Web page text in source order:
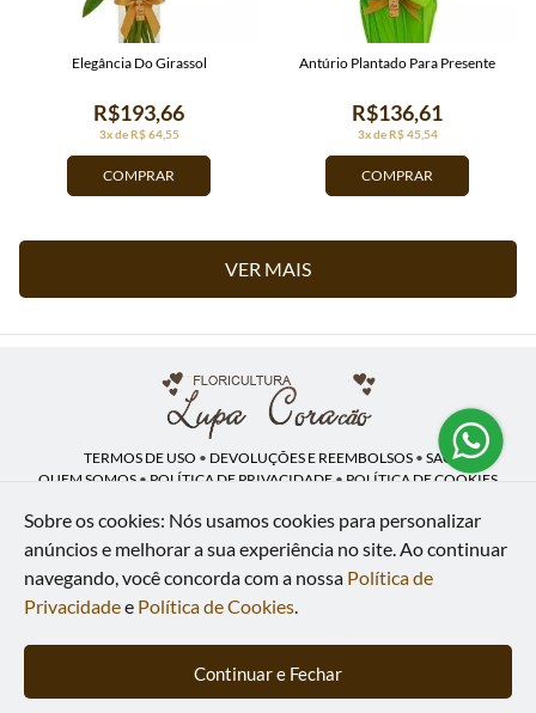
COMPRAR
3x de R$ 64,55
R$193,66
Elegância Do Girassol
COMPRAR
3x de R$ 45,54
R$136,61
Antúrio Plantado Para Presente
VER MAIS
TERMOS DE USO • DEVOLUÇÕES E REEMBOLSOS • SAC
QUEM SOMOS • POLÍTICA DE PRIVACIDADE • POLÍTICA DE COOKIES
Lupa Coração | CNPJ: 16.883.558/0001-00
Av. Heliópolis, 946 - Lj A - Heliópolis - Belford Roxo - RJ - 26120-300
WhatsApp: (21) 97591-5498 | Telefone: (21) 9 7591-5498
© 2024-2026 - Todos os direitos reservados - Desenvolvido por
Inteligentes
Sobre os cookies: Nós usamos cookies para personalizar
anúncios e melhorar a sua experiência no site.Ao continuar
navegando, você concorda com a nossa Política de
Privacidadee Política de Cookies.
Continuar e Fechar